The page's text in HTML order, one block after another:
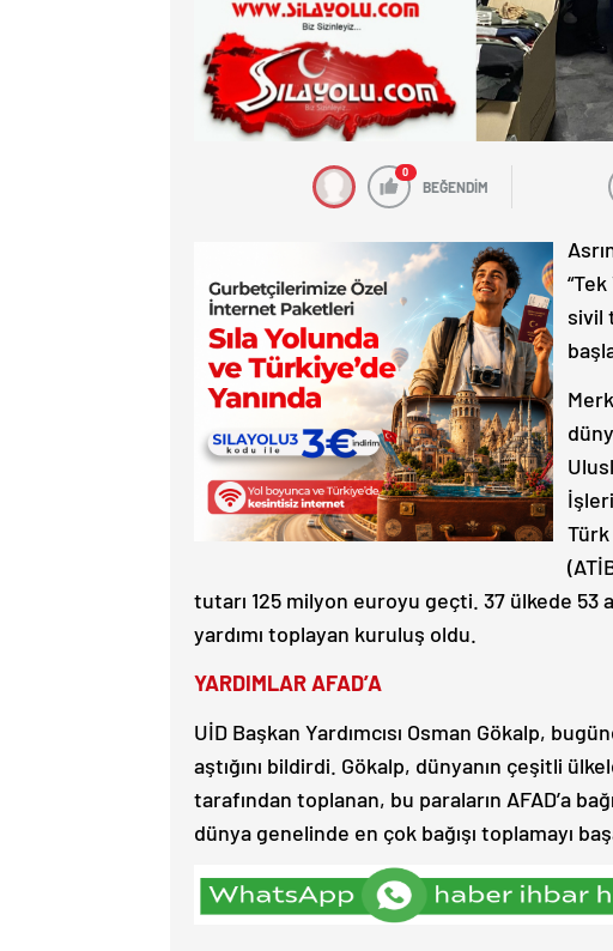
0
BEĞENDİM
sivil
tutarı 125 milyon euroyu geçti. 37 ülkede
yardımı toplayan kuruluş oldu.
YARDIMLAR AFAD’A
UİD Başkan Yardımcısı Osman Gökalp,
aştığını bildirdi. Gökalp, dünyanın çeşitli
tarafından toplanan, bu paraların AFAD’a
dünya genelinde en çok bağışı toplamayı